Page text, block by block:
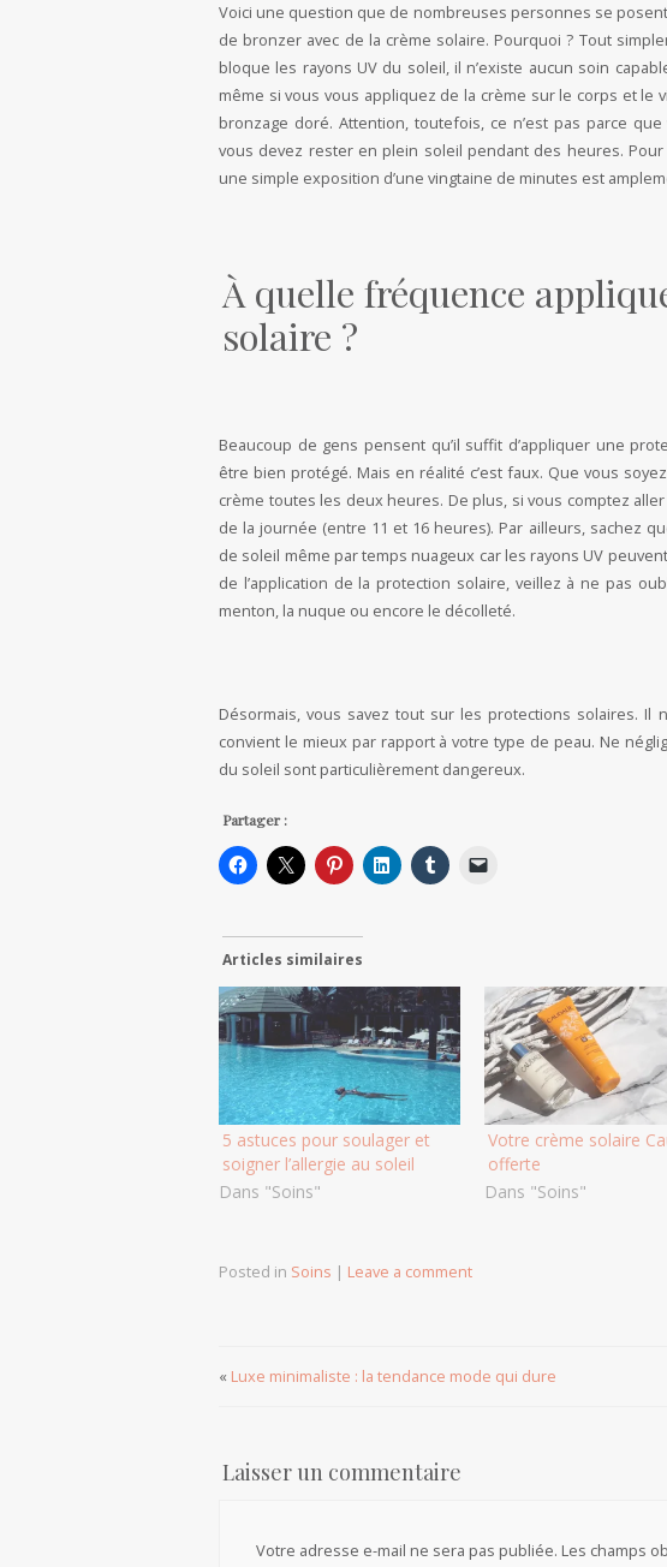
Voici une question que de nombreuses personnes se
de bronzer avec de la crème solaire. Pourquoi ? Tout
bloque les rayons UV du soleil, il n’existe aucun soin
même si vous vous appliquez de la crème sur le corps et le
bronzage doré. Attention, toutefois, ce n’est pas parce
vous devez rester en plein soleil pendant des heures.
une simple exposition d’une vingtaine de minutes est
À quelle fréquence
solaire ?
Beaucoup de gens pensent qu’il suffit d’appliquer une
être bien protégé. Mais en réalité c’est faux. Que vous
crème toutes les deux heures. De plus, si vous comptez
de la journée (entre 11 et 16 heures). Par ailleurs, sachez
de soleil même par temps nuageux car les rayons UV
de l’application de la protection solaire, veillez à ne pas
menton, la nuque ou encore le décolleté.
Désormais, vous savez tout sur les protections solaires. Il
convient le mieux par rapport à votre type de peau. Ne
du soleil sont particulièrement dangereux.
Partager :
Articles similaires
5 astuces pour soulager et
soigner l’allergie au soleil
Dans "Soins"
Votre crème solaire
offerte
Dans "Soins"
Posted in Soins | Leave a comment
« Luxe minimaliste : la tendance mode qui dure
Laisser un commentaire
Votre adresse e-mail ne sera pas publiée. Les champs